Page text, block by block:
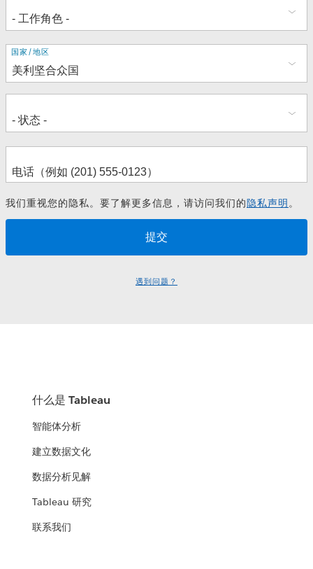
地
址
国家/地区
我们重视您的隐私。要了解更多信息，请访问我们的隐私声明。
遇到问题？
什么是 Tableau
智能体分析
建立数据文化
数据分析见解
Tableau 研究
联系我们